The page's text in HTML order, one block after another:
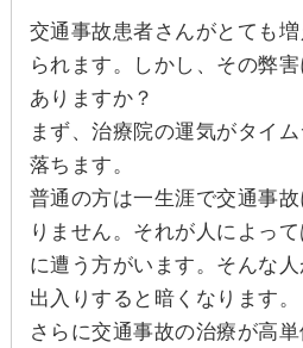
交通事故患者さんがとても
られます。しかし、その弊
ありますか？
まず、治療院の運気がタイ
落ちます。
普通の方は一生涯で交通事
りません。それが人によっ
に遭う方がいます。そんな
出入りすると暗くなります。
さらに交通事故の治療が高